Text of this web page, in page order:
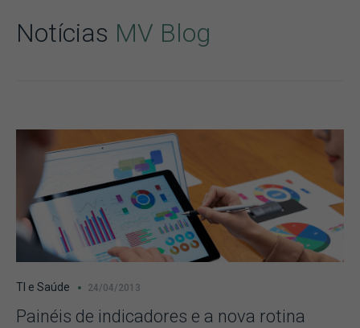
Notícias MV Blog
TI e Saúde 24/04/2013
Painéis de indicadores e a nova rotina